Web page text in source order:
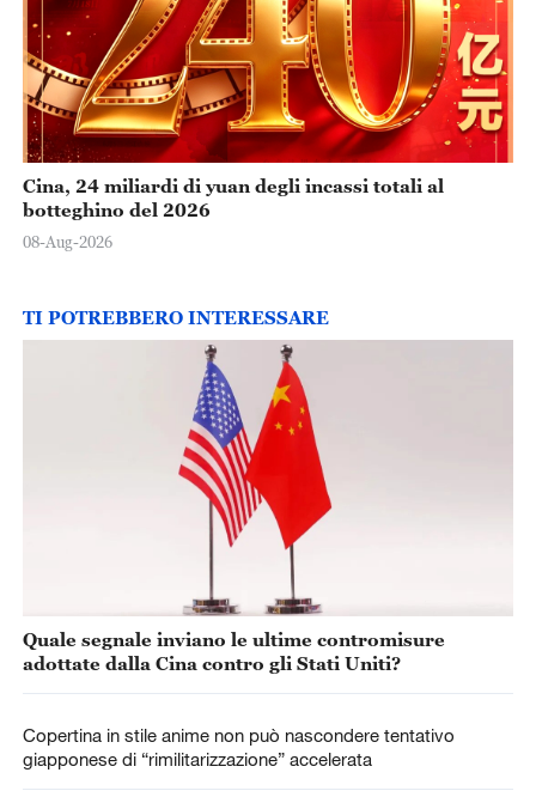
Cina, 24 miliardi di yuan degli incassi totali al
botteghino del 2026
08-Aug-2026
TI POTREBBERO INTERESSARE
Quale segnale inviano le ultime contromisure
adottate dalla Cina contro gli Stati Uniti?
Copertina in stile anime non può nascondere tentativo
giapponese di “rimilitarizzazione” accelerata